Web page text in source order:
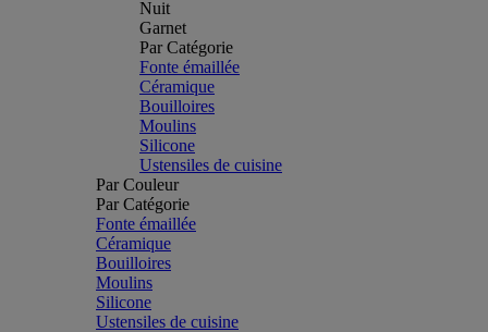
Nuit
Garnet
Par Catégorie
Fonte émaillée
Céramique
Bouilloires
Moulins
Silicone
Ustensiles de cuisine
Par Couleur
Par Catégorie
Fonte émaillée
Céramique
Bouilloires
Moulins
Silicone
Ustensiles de cuisine